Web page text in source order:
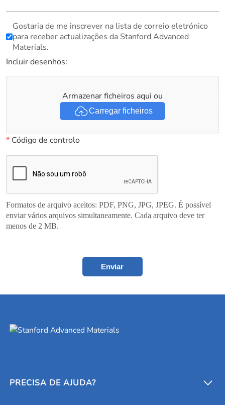
Gostaria de me inscrever na lista de correio eletrónico
para receber actualizações da Stanford Advanced
Materials.
Incluir desenhos:
Armazenar ficheiros aqui ou
Carregar ficheiros
*Código de controlo
Formatos de arquivo aceitos: PDF, PNG, JPG, JPEG. É possível
enviar vários arquivos simultaneamente. Cada arquivo deve ter
menos de 2 MB.
Enviar
PRECISA DE AJUDA?